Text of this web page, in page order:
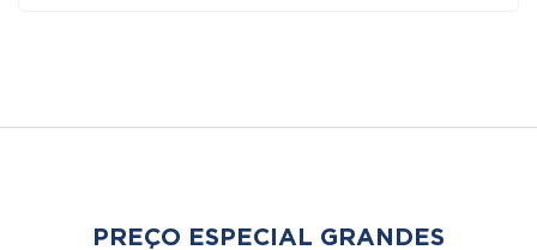
PREÇO ESPECIAL GRANDES